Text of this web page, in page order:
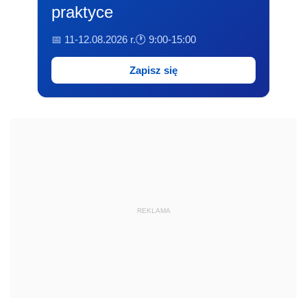
praktyce
📅 11-12.08.2026 r.🕐 9:00-15:00
Zapisz się
REKLAMA